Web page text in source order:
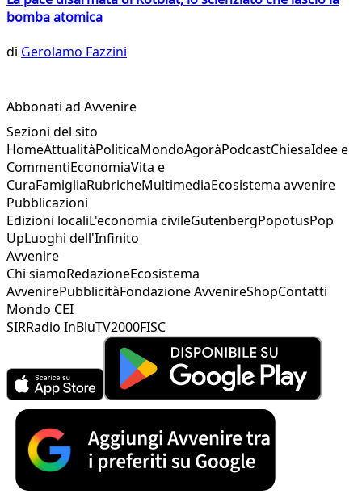
bomba atomica
di Gerolamo Fazzini
Abbonati ad Avvenire
Sezioni del sito
HomeAttualitàPoliticaMondoAgoràPodcastChiesaIdee e
CommentiEconomiaVita e
CuraFamigliaRubricheMultimediaEcosistema avvenire
Pubblicazioni
Edizioni localiL'economia civileGutenbergPopotusPop
UpLuoghi dell'Infinito
Avvenire
Chi siamoRedazioneEcosistema
AvvenirePubblicitàFondazione AvvenireShopContatti
Mondo CEI
SIRRadio InBluTV2000FISC